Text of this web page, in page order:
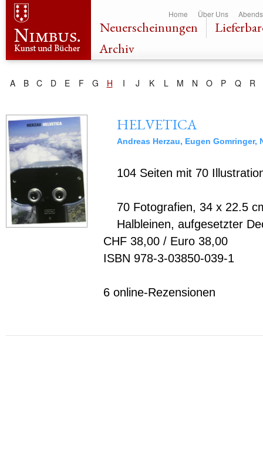
Home Über Uns
Neuerscheinungen
Archiv
A B C D E F G H I J K L M N O P Q R
HELVETICA
Andreas Herzau, Eugen Gomringer,
104 Seiten mit 70
70 Fotografien, 34 x 22.5
Halbleinen, aufgesetzter
CHF 38,00 / Euro 38,00
ISBN 978-3-03850-039-1
6 online-Rezensionen